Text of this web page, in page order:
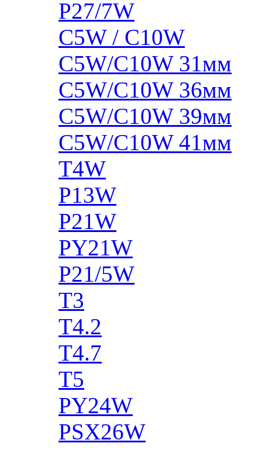
P27/7W
C5W / C10W
C5W/C10W 31мм
C5W/C10W 36мм
C5W/C10W 39мм
C5W/C10W 41мм
T4W
P13W
P21W
PY21W
P21/5W
T3
T4.2
T4.7
T5
PY24W
PSX26W